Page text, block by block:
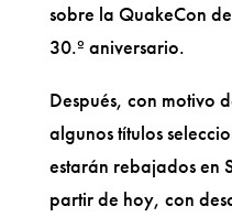
sobre la QuakeCon
30.º aniversario.
Después, con motivo
algunos títulos
estarán rebajados en
partir de hoy, con